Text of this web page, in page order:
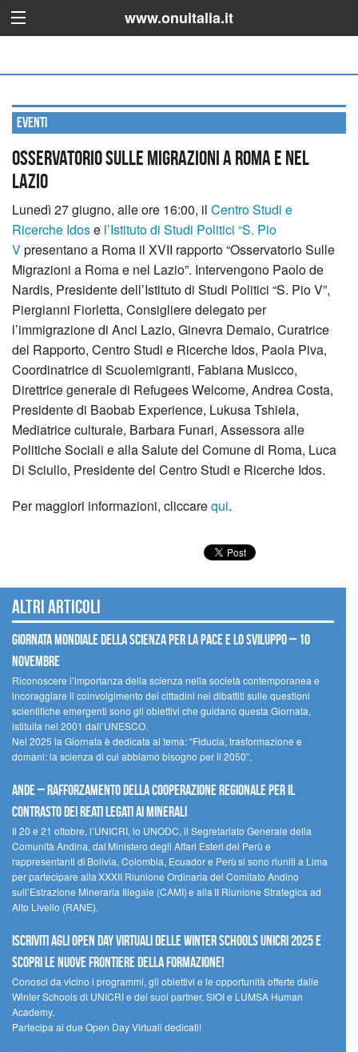
www.onuitalia.it
Eventi
Osservatorio Sulle Migrazioni a Roma e nel
Lazio
Lunedì 27 giugno, alle ore 16:00, il Centro Studi e
Ricerche Idose l’Istituto di Studi Politici “S. Pio
Vpresentano a Roma il XVII rapporto “Osservatorio Sulle
Migrazioni a Roma e nel Lazio”. Intervengono Paolo de
Nardis, Presidente dell’Istituto di Studi Politici “S. Pio V”,
Piergianni Fiorletta, Consigliere delegato per
l’immigrazione di Anci Lazio, Ginevra Demaio, Curatrice
del Rapporto, Centro Studi e Ricerche Idos, Paola Piva,
Coordinatrice di Scuolemigranti, Fabiana Musicco,
Direttrice generale di Refugees Welcome, Andrea Costa,
Presidente di Baobab Experience, Lukusa Tshiela,
Mediatrice culturale, Barbara Funari, Assessora alle
Politiche Sociali e alla Salute del Comune di Roma, Luca
Di Sciullo, Presidente del Centro Studi e Ricerche Idos.
Per maggiori informazioni, cliccarequi.
Altri articoli
Giornata mondiale della scienza per la pace e lo sviluppo – 10
novembre
Riconoscere l’importanza della scienza nella società contemporanea e
incoraggiare il coinvolgimento dei cittadini nei dibattiti sulle questioni
scientifiche emergenti sono gli obiettivi che guidano questa Giornata,
istituita nel 2001 dall’UNESCO.
Nel 2025 la Giornata è dedicata al tema: “Fiducia, trasformazione e
domani: la scienza di cui abbiamo bisogno per il 2050”.
Ande – Rafforzamento della cooperazione regionale per il
contrasto dei reati legati ai minerali
Il 20 e 21 ottobre, l’UNICRI, lo UNODC, il Segretariato Generale della
Comunità Andina, dal Ministero degli Affari Esteri del Perù e
rappresentanti di Bolivia, Colombia, Ecuador e Perù si sono riuniti a Lima
per partecipare alla XXXII Riunione Ordinaria del Comitato Andino
sull’Estrazione Mineraria Illegale (CAMI) e alla II Riunione Strategica ad
Alto Livello (RANE).
Iscriviti agli Open Day Virtuali delle Winter Schools UNICRI 2025 e
scopri le nuove frontiere della formazione!
Conosci da vicino i programmi, gli obiettivi e le opportunità offerte dalle
Winter Schools di UNICRI e dei suoi partner, SIOI e LUMSA Human
Academy.
Partecipa ai due Open Day Virtuali dedicati!